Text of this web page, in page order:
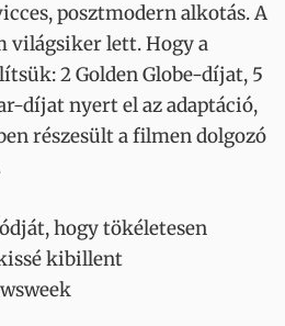
posztmodern alkotás. A
világsiker lett. Hogy a
2 Golden Globe-díjat, 5
díjat nyert el az adaptáció,
részesült a filmen dolgozó
hogy tökéletesen
kibillent